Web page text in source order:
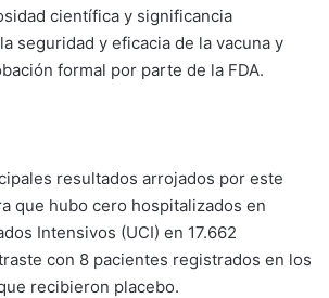
científica y significancia
seguridad y eficacia de la vacuna y
formal por parte de la FDA.
resultados arrojados por este
que hubo cero hospitalizados en
Intensivos (UCI) en 17.662
con 8 pacientes registrados en los
recibieron placebo.